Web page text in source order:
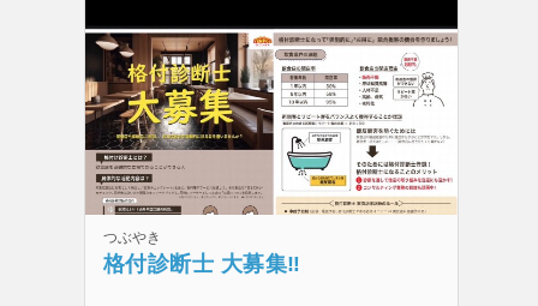
つぶやき
格付診断士 大募集‼️